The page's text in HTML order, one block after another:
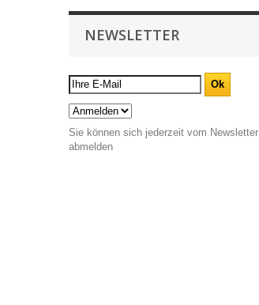
NEWSLETTER
Sie können sich jederzeit vom Newsletter
abmelden